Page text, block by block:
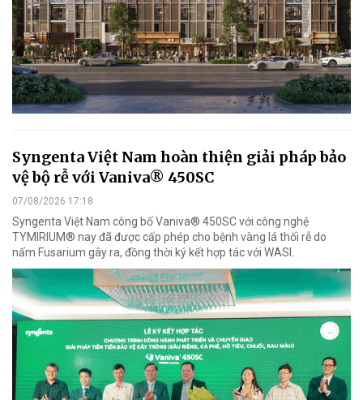
Syngenta Việt Nam hoàn thiện giải pháp bảo
vệ bộ rễ với Vaniva® 450SC
07/08/2026 17:18
Syngenta Việt Nam công bố Vaniva® 450SC với công nghệ
TYMIRIUM® nay đã được cấp phép cho bệnh vàng lá thối rễ do
nấm Fusarium gây ra, đồng thời ký kết hợp tác với WASI.